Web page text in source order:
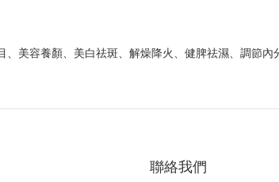
美容養顏、美白祛斑、解燥降火、健脾祛濕、調節
聯絡我們